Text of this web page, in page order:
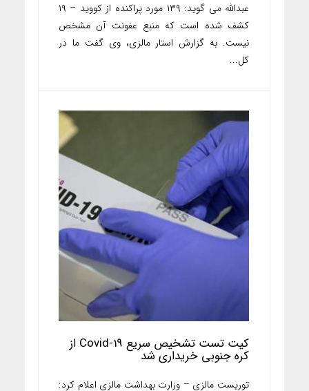
عبدالله می گوید: ۱۳۹ مورد پراکنده از کووید – ۱۹
کشف شده است که منبع عفونت آن مشخص
نیست. به گزارش استار مالزی، وی گفت ما در
کل...
کیت تست تشخیص سریع Covid-19 از
کره جنوبی خریداری شد
توریست مالزی – وزارت بهداشت مالزی اعلام کرد: